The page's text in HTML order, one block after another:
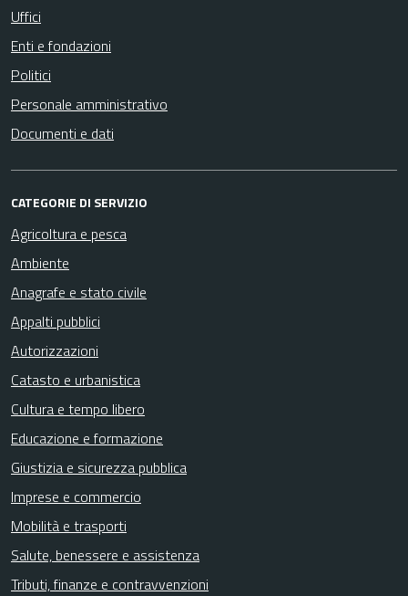
Uffici
Enti e fondazioni
Politici
Personale amministrativo
Documenti e dati
CATEGORIE DI SERVIZIO
Agricoltura e pesca
Ambiente
Anagrafe e stato civile
Appalti pubblici
Autorizzazioni
Catasto e urbanistica
Cultura e tempo libero
Educazione e formazione
Giustizia e sicurezza pubblica
Imprese e commercio
Mobilità e trasporti
Salute, benessere e assistenza
Tributi, finanze e contravvenzioni